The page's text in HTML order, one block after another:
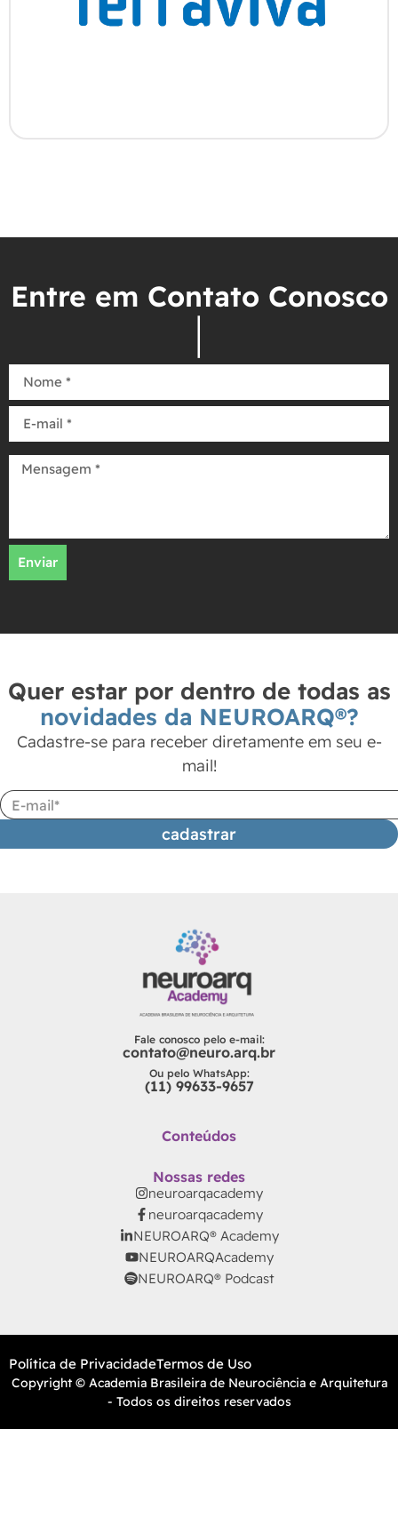
Entre em Contato Conosco
|
Enviar
Quer estar por dentro de todas as
novidades da NEUROARQ®?
Cadastre-se para receber diretamente em seu e-
mail!
cadastrar
Fale conosco pelo e-mail:
contato@neuro.arq.br
Ou pelo WhatsApp:
(11) 99633-9657
Conteúdos
Nossas redes
neuroarqacademy
neuroarqacademy
NEUROARQ® Academy
NEUROARQAcademy
NEUROARQ® Podcast
Política de PrivacidadeTermos de Uso
Copyright © Academia Brasileira de Neurociência e Arquitetura
- Todos os direitos reservados